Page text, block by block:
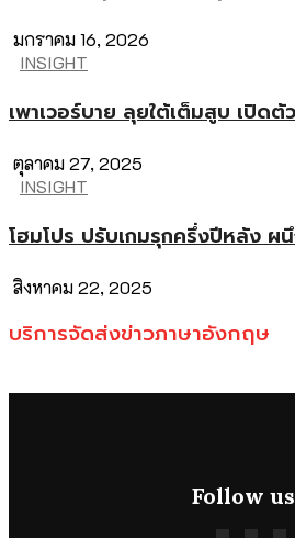
มกราคม 16, 2026
INSIGHT
เพาเวอร์บาย ลุยใต้เต็มสูบ เปิดตั
ตุลาคม 27, 2025
INSIGHT
โฮมโปร ปรับเกมรุกครึ่งปีหลัง ผนึ
สิงหาคม 22, 2025
บริการจัดส่งข่าวภาษาอังกฤษ
Follow